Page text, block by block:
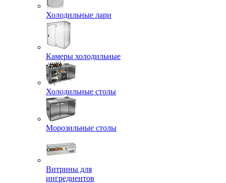
Холодильные лари
Камеры холодильные
Холодильные столы
Морозильные столы
Витрины для
ингредиентов